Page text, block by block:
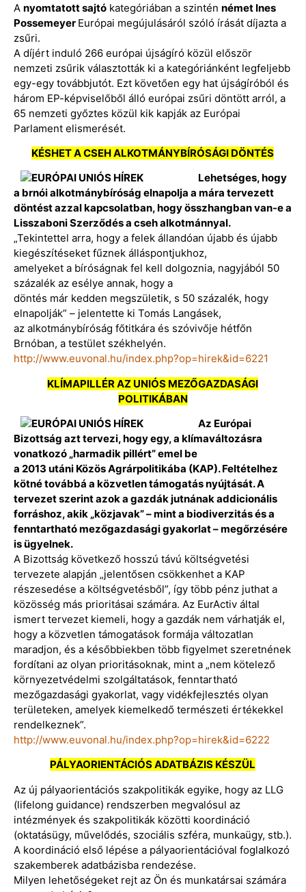
A nyomtatott sajtó kategóriában a szintén német Ines
Possemeyer Európai megújulásáról szóló írását díjazta a
zsűri.
A díjért induló 266 európai újságíró közül először
nemzeti zsűrik választották ki a kategóriánként legfeljebb
egy-egy továbbjutót. Ezt követően egy hat újságíróból és
három EP-képviselőből álló európai zsűri döntött arról, a
65 nemzeti győztes közül kik kapják az Európai
Parlament elismerését.
KÉSHET A CSEH ALKOTMÁNYBÍRÓSÁGI DÖNTÉS
Lehetséges, hogy
a brnói alkotmánybíróság elnapolja a mára tervezett
döntést azzal kapcsolatban, hogy összhangban van-e a
Lisszaboni Szerződés a cseh alkotmánnyal.
„Tekintettel arra, hogy a felek állandóan újabb és újabb
kiegészítéseket fűznek álláspontjukhoz,
amelyeket a bíróságnak fel kell dolgoznia, nagyjából 50
százalék az esélye annak, hogy a
döntés már kedden megszületik, s 50 százalék, hogy
elnapolják” – jelentette ki Tomás Langásek,
az alkotmánybíróság főtitkára és szóvivője hétfőn
Brnóban, a testület székhelyén.
http://www.euvonal.hu/index.php?op=hirek&id=6221
KLÍMAPILLÉR AZ UNIÓS MEZŐGAZDASÁGI
POLITIKÁBAN
Az Európai
Bizottság azt tervezi, hogy egy, a klímaváltozásra
vonatkozó „harmadik pillért” emel be
a 2013 utáni Közös Agrárpolitikába (KAP). Feltételhez
kötné továbbá a közvetlen támogatás nyújtását. A
tervezet szerint azok a gazdák jutnának addicionális
forráshoz, akik „közjavak” – mint a biodiverzitás és a
fenntartható mezőgazdasági gyakorlat – megőrzésére
is ügyelnek.
A Bizottság következő hosszú távú költségvetési
tervezete alapján „jelentősen csökkenhet a KAP
részesedése a költségvetésből”, így több pénz juthat a
közösség más prioritásai számára. Az EurActiv által
ismert tervezet kiemeli, hogy a gazdák nem várhatják el,
hogy a közvetlen támogatások formája változatlan
maradjon, és a későbbiekben több figyelmet szeretnének
fordítani az olyan prioritásoknak, mint a „nem kötelező
környezetvédelmi szolgáltatások, fenntartható
mezőgazdasági gyakorlat, vagy vidékfejlesztés olyan
területeken, amelyek kiemelkedő természeti értékekkel
rendelkeznek”.
http://www.euvonal.hu/index.php?op=hirek&id=6222
PÁLYAORIENTÁCIÓS ADATBÁZIS KÉSZÜL
Az új pályaorientációs szakpolitikák egyike, hogy az LLG
(lifelong guidance) rendszerben megvalósul az
intézmények és szakpolitikák közötti koordináció
(oktatásügy, művelődés, szociális szféra, munkaügy, stb.).
A koordináció első lépése a pályaorientációval foglalkozó
szakemberek adatbázisba rendezése.
Milyen lehetőségeket rejt az Ön és munkatársai számára